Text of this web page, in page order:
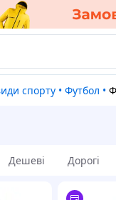
спорту • Футбол •
Дешеві Дорогі